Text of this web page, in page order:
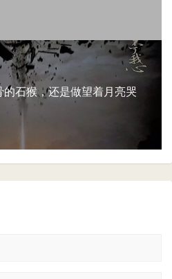
石猴，还是做望着月亮哭